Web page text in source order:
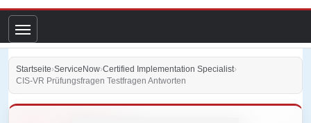
Startseite›ServiceNow›Certified Implementation Specialist›
CIS-VR Prüfungsfragen Testfragen Antworten